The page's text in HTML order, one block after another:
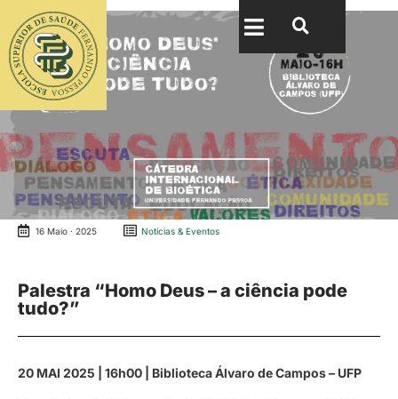
16 Maio · 2025 Notícias & Eventos
Palestra “Homo Deus – a ciência pode
tudo?”
20 MAI 2025 | 16h00 | Biblioteca Álvaro de Campos – UFP